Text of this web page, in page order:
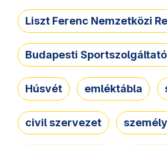
Liszt Ferenc Nemzetközi
Budapesti
Húsvét emléktábla
civil szervezet